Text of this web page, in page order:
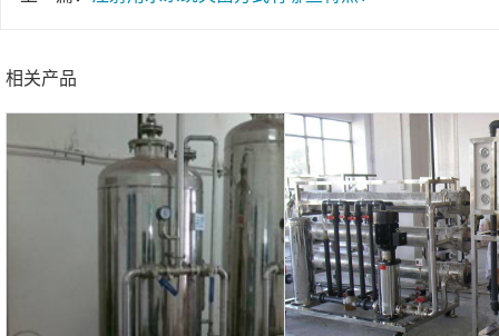
相关产品